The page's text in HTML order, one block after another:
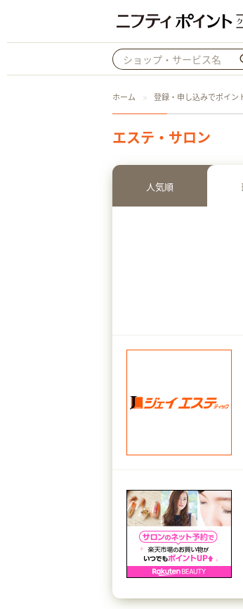
ホーム 登録・申し込みでポイン
エステ・サロン
人気順